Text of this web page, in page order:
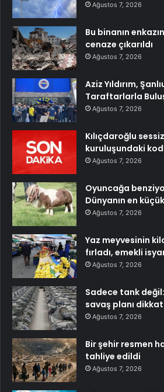
Ağustos 7, 2026
Bu binanın
cenaze çıkarıldı
Ağustos 7, 2026
Aziz Yıldırım,
Taraftarlarla
Ağustos 7, 2026
Kılıçdaroğlu
kuruluşundaki
Ağustos 7, 2026
Oyuncağa
Dünyanın en
Ağustos 7, 2026
Yaz meyvesinin
fırladı, emekli
Ağustos 7, 2026
Sadece tank
savaş planı
Ağustos 7, 2026
Bir şehir resmen
tahliye edildi
Ağustos 7, 2026